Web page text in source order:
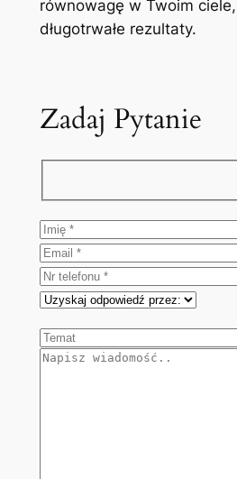
równowagę w Twoim
długotrwałe rezultaty.
Zadaj Pytanie